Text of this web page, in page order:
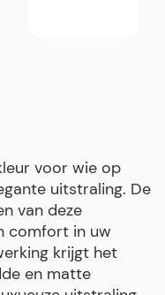
voor wie op
uitstraling. De
van deze
comfort in uw
krijgt het
en matte